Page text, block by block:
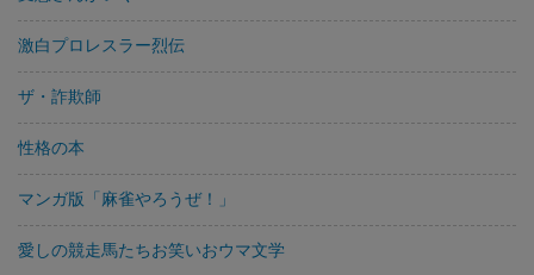
激白プロレスラー烈伝
ザ・詐欺師
性格の本
マンガ版「麻雀やろうぜ！」
愛しの競走馬たちお笑いおウマ文学